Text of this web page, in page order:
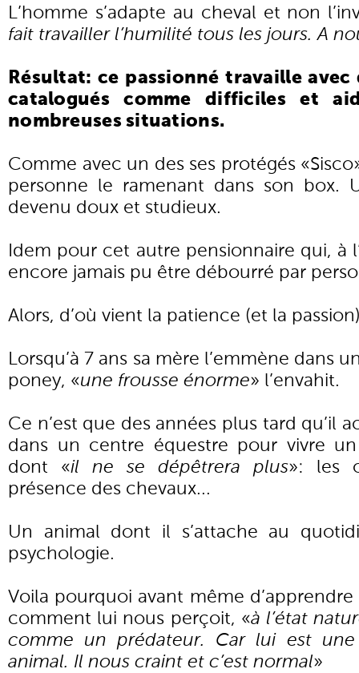
L’homme s’adapte au cheval et non
fait travailler l’humilité tous les jours. A
Résultat: ce passionné travaille
catalogués comme difficiles et
nombreuses situations.
Comme avec un des ses protégés
personne le ramenant dans son box.
devenu doux et studieux.
Idem pour cet autre pensionnaire qui, à
encore jamais pu être débourré par
Alors, d’où vient la patience (et la
Lorsqu’à 7 ans sa mère l’emmène dans
poney, «une frousse énorme» l’envahit.
Ce n’est que des années plus tard qu’il
dans un centre équestre pour vivre
dont «il ne se dépêtrera plus»: les
présence des chevaux...
Un animal dont il s’attache au
psychologie.
Voila pourquoi avant même
comment lui nous perçoit, «à l’état
comme un prédateur. Car lui est
animal. Il nous craint et c’est normal»